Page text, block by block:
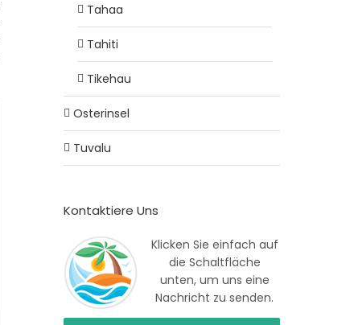
Tahaa
Tahiti
Tikehau
Osterinsel
Tuvalu
Kontaktiere Uns
Klicken Sie einfach auf
die Schaltfläche
unten, um uns eine
Nachricht zu senden.